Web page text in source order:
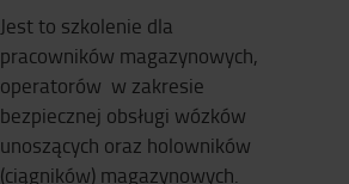
Jest to szkolenie dla
pracowników magazynowych,
operatorów w zakresie
bezpiecznej obsługi wózków
unoszących oraz holowników
(ciągników) magazynowych.